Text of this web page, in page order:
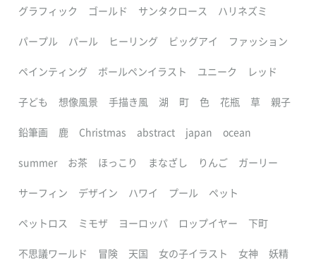
グラフィック ゴールド サンタクロース ハリネズミ
パープル パール ヒーリング ビッグアイ ファッション
ペインティング ボールペンイラスト ユニーク レッド
子ども 想像風景 手描き風 湖 町 色 花瓶 草 親子
鉛筆画 鹿 Christmas abstract japan ocean
summer お茶 ほっこり まなざし りんご ガーリー
サーフィン デザイン ハワイ プール ペット
ペットロス ミモザ ヨーロッパ ロップイヤー 下町
不思議ワールド 冒険 天国 女の子イラスト 女神 妖精